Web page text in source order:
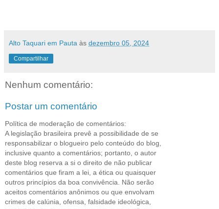
Alto Taquari em Pauta às dezembro 05, 2024
Compartilhar
Nenhum comentário:
Postar um comentário
Política de moderação de comentários:
A legislação brasileira prevê a possibilidade de se
responsabilizar o blogueiro pelo conteúdo do blog,
inclusive quanto a comentários; portanto, o autor
deste blog reserva a si o direito de não publicar
comentários que firam a lei, a ética ou quaisquer
outros princípios da boa convivência. Não serão
aceitos comentários anônimos ou que envolvam
crimes de calúnia, ofensa, falsidade ideológica,